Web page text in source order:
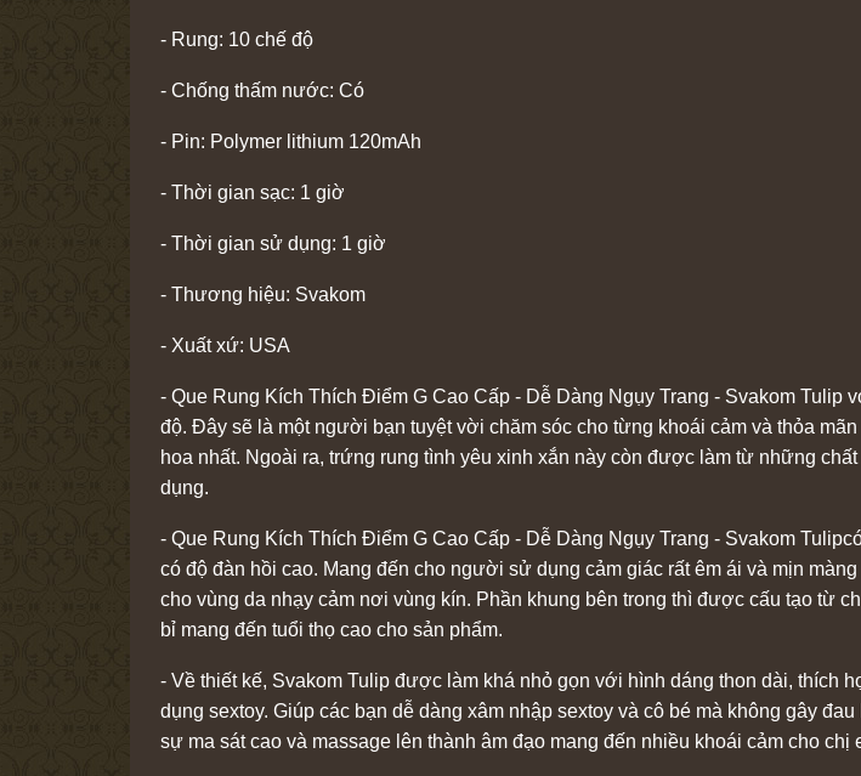
- Rung: 10 chế độ
- Chống thấm nước: Có
- Pin: Polymer lithium 120mAh
- Thời gian sạc: 1 giờ
- Thời gian sử dụng: 1 giờ
- Thương hiệu: Svakom
- Xuất xứ: USA
- Que Rung Kích Thích Điểm G Cao Cấp - Dễ Dàng Ngụy Trang - Svakom
độ. Đây sẽ là một người bạn tuyệt vời chăm sóc cho từng khoái cảm và thỏa
hoa nhất. Ngoài ra, trứng rung tình yêu xinh xắn này còn được làm từ những
dụng.
- Que Rung Kích Thích Điểm G Cao Cấp - Dễ Dàng Ngụy Trang - Svakom
có độ đàn hồi cao. Mang đến cho người sử dụng cảm giác rất êm ái và mịn
cho vùng da nhạy cảm nơi vùng kín. Phần khung bên trong thì được cấu tạo từ
bỉ mang đến tuổi thọ cao cho sản phẩm.
- Về thiết kế, Svakom Tulip được làm khá nhỏ gọn với hình dáng thon dài, thích
dụng sextoy. Giúp các bạn dễ dàng xâm nhập sextoy và cô bé mà không gây
sự ma sát cao và massage lên thành âm đạo mang đến nhiều khoái cảm cho chị